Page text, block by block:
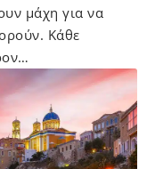
μάχη για να
Κάθε